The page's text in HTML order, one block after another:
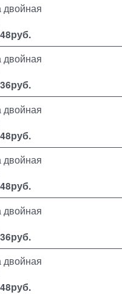
двойная
руб.
двойная
руб.
двойная
руб.
двойная
руб.
двойная
руб.
двойная
руб.